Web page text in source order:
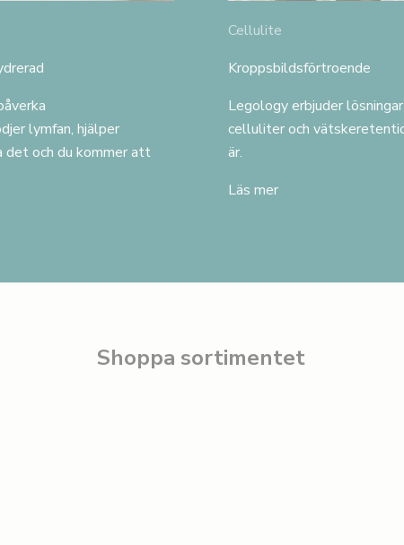
lymfan, hjälper
det och du kommer att
Cellulite
Kroppsbildsförtroende
Legology erbjuder
celluliter och
är.
Läs mer
Shoppa sortimentet